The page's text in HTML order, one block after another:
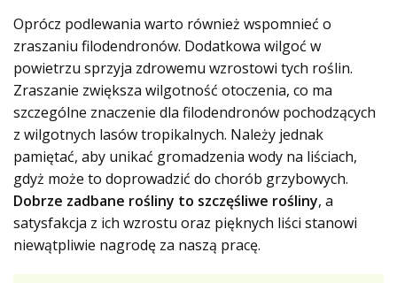
Oprócz podlewania warto również wspomnieć o
zraszaniu filodendronów. Dodatkowa wilgoć w
powietrzu sprzyja zdrowemu wzrostowi tych roślin.
Zraszanie zwiększa wilgotność otoczenia, co ma
szczególne znaczenie dla filodendronów pochodzących
z wilgotnych lasów tropikalnych. Należy jednak
pamiętać, aby unikać gromadzenia wody na liściach,
gdyż może to doprowadzić do chorób grzybowych.
Dobrze zadbane rośliny to szczęśliwe rośliny, a
satysfakcja z ich wzrostu oraz pięknych liści stanowi
niewątpliwie nagrodę za naszą pracę.